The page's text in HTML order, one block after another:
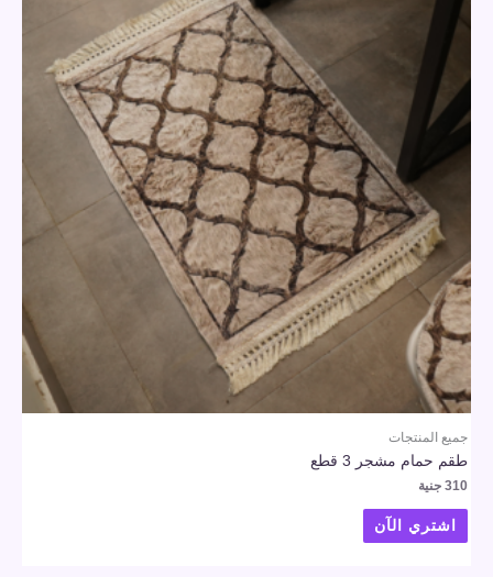
جميع المنتجات
طقم حمام مشجر 3 قطع
310 جنية
اشتري الآن